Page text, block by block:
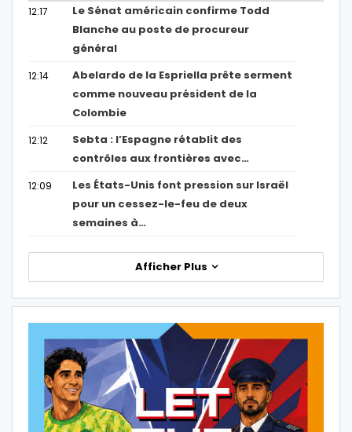
12:17
Le Sénat américain confirme Todd
Blanche au poste de procureur
général
12:14
Abelardo de la Espriella prête serment
comme nouveau président de la
Colombie
12:12
Sebta : l’Espagne rétablit des
contrôles aux frontières avec…
12:09
Les États-Unis font pression sur Israël
pour un cessez-le-feu de deux
semaines à…
Afficher Plus